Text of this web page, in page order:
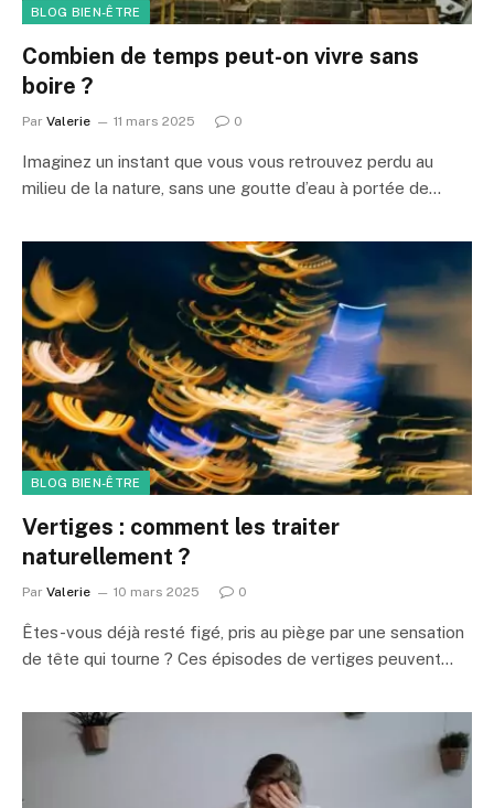
BLOG BIEN-ÊTRE
Combien de temps peut-on vivre sans
boire ?
Par Valerie 11 mars 2025 0
Imaginez un instant que vous vous retrouvez perdu au
milieu de la nature, sans une goutte d’eau à portée de…
BLOG BIEN-ÊTRE
Vertiges : comment les traiter
naturellement ?
Par Valerie 10 mars 2025 0
Êtes-vous déjà resté figé, pris au piège par une sensation
de tête qui tourne ? Ces épisodes de vertiges peuvent…